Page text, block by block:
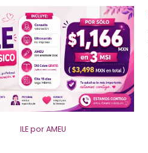
ILE por AMEU